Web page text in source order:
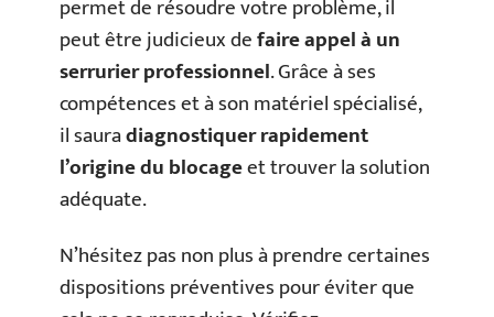
permet de résoudre votre problème, il
peut être judicieux defaire appel à un
serrurier professionnel. Grâce à ses
compétences et à son matériel spécialisé,
il sauradiagnostiquer rapidement
l’origine du blocageet trouver la solution
adéquate.
N’hésitez pas non plus à prendre certaines
dispositions préventives pour éviter que